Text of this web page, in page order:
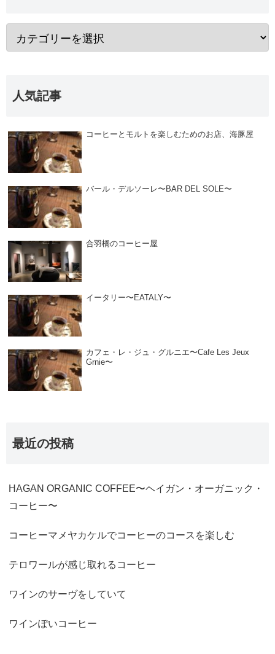
人気記事
コーヒーとモルトを楽しむためのお店、海豚屋
バール・デルソーレ〜BAR DEL SOLE〜
合羽橋のコーヒー屋
イータリー〜EATALY〜
カフェ・レ・ジュ・グルニエ〜Cafe Les Jeux
Grnie〜
最近の投稿
HAGAN ORGANIC COFFEE〜ヘイガン・オーガニック・
コーヒー〜
コーヒーマメヤカケルでコーヒーのコースを楽しむ
テロワールが感じ取れるコーヒー
ワインのサーヴをしていて
ワインぽいコーヒー